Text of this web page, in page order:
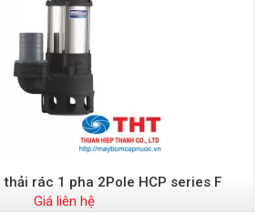
thải rác 1 pha 2Pole HCP series F
Giá liên hệ